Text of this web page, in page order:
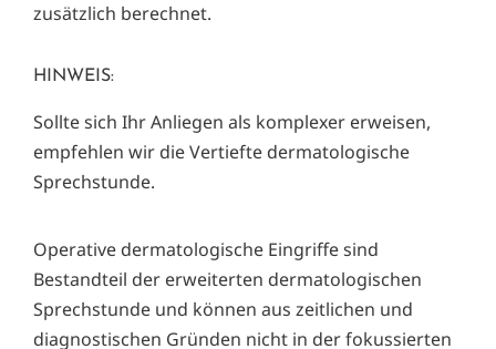
zusätzlich berechnet.
HINWEIS:
Sollte sich Ihr Anliegen als komplexer erweisen,
empfehlen wir die Vertiefte dermatologische
Sprechstunde.
Operative dermatologische Eingriffe sind
Bestandteil der erweiterten dermatologischen
Sprechstunde und können aus zeitlichen und
diagnostischen Gründen nicht in der fokussierten